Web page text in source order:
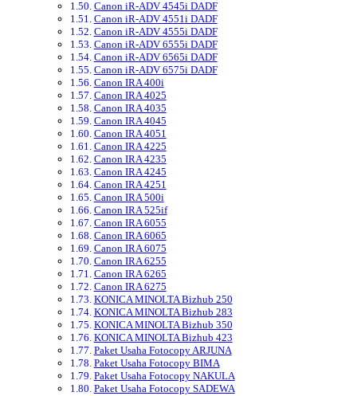
Canon iR-ADV 4545i DADF
Canon iR-ADV 4551i DADF
Canon iR-ADV 4555i DADF
Canon iR-ADV 6555i DADF
Canon iR-ADV 6565i DADF
Canon iR-ADV 6575i DADF
Canon IRA 400i
Canon IRA 4025
Canon IRA 4035
Canon IRA 4045
Canon IRA 4051
Canon IRA 4225
Canon IRA 4235
Canon IRA 4245
Canon IRA 4251
Canon IRA 500i
Canon IRA 525if
Canon IRA 6055
Canon IRA 6065
Canon IRA 6075
Canon IRA 6255
Canon IRA 6265
Canon IRA 6275
KONICA MINOLTA Bizhub 250
KONICA MINOLTA Bizhub 283
KONICA MINOLTA Bizhub 350
KONICA MINOLTA Bizhub 423
Paket Usaha Fotocopy ARJUNA
Paket Usaha Fotocopy BIMA
Paket Usaha Fotocopy NAKULA
Paket Usaha Fotocopy SADEWA